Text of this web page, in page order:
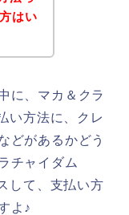
はい
に、マカ＆クラ
い方法に、クレ
どがあるかどう
チャイダム
して、支払い方
よ♪